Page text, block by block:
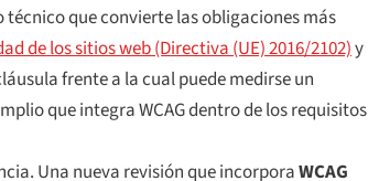
técnico que convierte las obligaciones más
de los sitios web (Directiva (UE) 2016/2102)y
frente a la cual puede medirse un
que integra WCAG dentro de los requisitos
Una nueva revisión que incorporaWCAG